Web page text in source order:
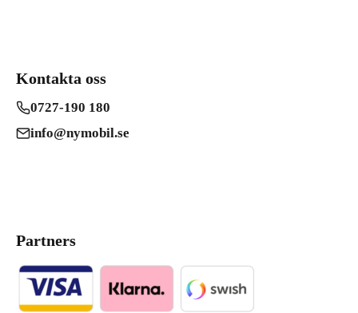
Kontakta oss
0727-190 180
info@nymobil.se
Partners